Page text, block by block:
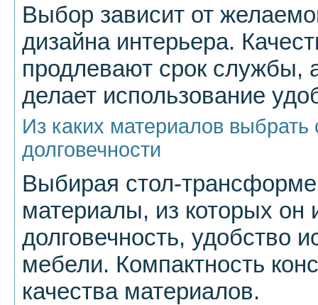
Выбор зависит от
дизайна интерьера.
продлевают срок службы,
делает использование
Из каких материалов
долговечности
Выбирая стол-
материалы, из которых он
долговечность, удобство
мебели. Компактность
качества материалов.